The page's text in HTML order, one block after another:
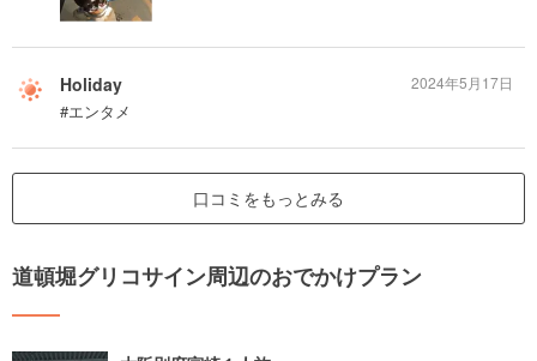
Holiday
#エンタメ
2024年5月17日
口コミをもっとみる
道頓堀グリコサイン周辺のおでかけプラン